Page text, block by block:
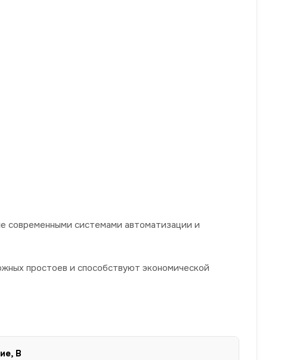
современными системами автоматизации и
простоев и способствуют экономической
В